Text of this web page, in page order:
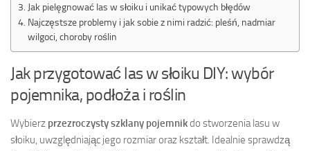
Jak pielęgnować las w słoiku i unikać typowych błędów
Najczęstsze problemy i jak sobie z nimi radzić: pleśń, nadmiar
wilgoci, choroby roślin
Jak przygotować las w słoiku DIY: wybór
pojemnika, podłoża i roślin
Wybierz przezroczysty szklany pojemnikdo stworzenia lasu w
słoiku, uwzględniając jego rozmiar oraz kształt. Idealnie sprawdzą